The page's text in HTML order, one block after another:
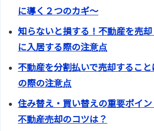
に導く２つのカギ～
知らないと損する！不動産を売
に入居する際の注意点
不動産を分割払いで売却するこ
の際の注意点
住み替え・買い替えの重要ポイン
不動産売却のコツは？